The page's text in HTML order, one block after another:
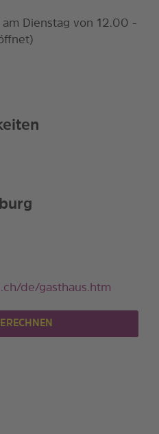
Dienstag von 12.00 -
de/gasthaus.htm